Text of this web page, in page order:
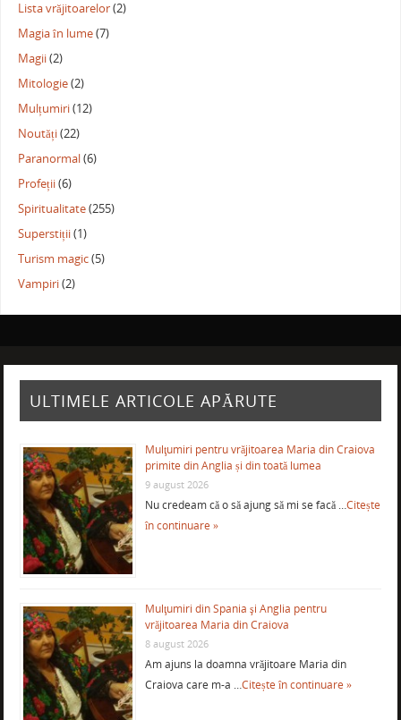
Lista vrăjitoarelor(2)
Magia în lume(7)
Magii(2)
Mitologie(2)
Mulțumiri(12)
Noutăți(22)
Paranormal(6)
Profeții(6)
Spiritualitate(255)
Superstiții(1)
Turism magic(5)
Vampiri(2)
ULTIMELE ARTICOLE APĂRUTE
Mulţumiri pentru vrăjitoarea Maria din Craiova
primite din Anglia și din toată lumea
9 august 2026
Nu credeam că o să ajung să mi se facă …Citește
în continuare »
Mulţumiri din Spania şi Anglia pentru
vrăjitoarea Maria din Craiova
8 august 2026
Am ajuns la doamna vrăjitoare Maria din
Craiova care m-a …Citește în continuare »